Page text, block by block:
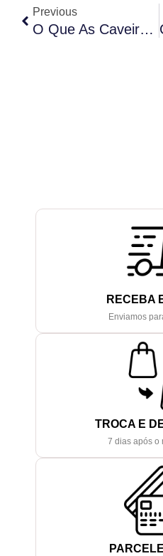
Previous
O Que As Caveiras Representam No Estilo De Vida Dos Motociclistas
RECEBA
Enviamos
TROCA E
7 dias após o